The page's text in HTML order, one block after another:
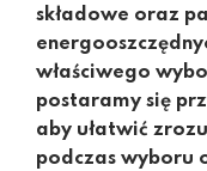
składowe oraz
właściwego
postaramy się
aby ułatwić
podczas wyboru